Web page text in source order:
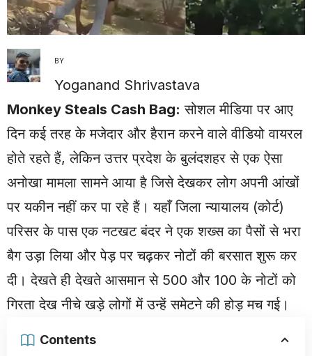
BY
Yoganand Shrivastava
Monkey Steals Cash Bag: सोशल मीडिया पर आए
दिन कई तरह के मजेदार और हैरान करने वाले वीडियो वायरल
होते रहते हैं, लेकिन उत्तर प्रदेश के बुलंदशहर से एक ऐसा
अनोखा मामला सामने आया है जिसे देखकर लोग अपनी आंखों
पर यकीन नहीं कर पा रहे हैं। यहाँ जिला न्यायालय (कोर्ट)
परिसर के पास एक नटखट बंदर ने एक शख्स का पैसों से भरा
बैग उड़ा लिया और पेड़ पर चढ़कर नोटों की बरसात शुरू कर
दी। देखते ही देखते आसमान से 500 और 100 के नोटों को
गिरता देख नीचे खड़े लोगों में उन्हें समेटने की होड़ मच गई।
Contents